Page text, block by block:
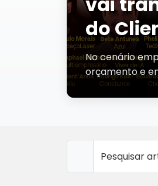
do
No cenário
orçamento e